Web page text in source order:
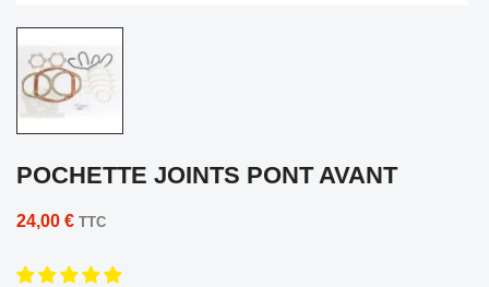
POCHETTE JOINTS PONT AVANT
24,00 € TTC